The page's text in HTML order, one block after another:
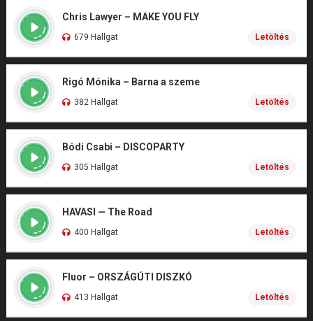
Chris Lawyer – MAKE YOU FLY
679 Hallgat Letöltés
Rigó Mónika – Barna a szeme
382 Hallgat Letöltés
Bódi Csabi – DISCOPARTY
305 Hallgat Letöltés
HAVASI — The Road
400 Hallgat Letöltés
Fluor – ORSZÁGÚTI DISZKÓ
413 Hallgat Letöltés